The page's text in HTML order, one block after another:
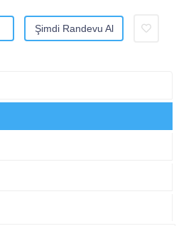
Şimdi Randevu Al